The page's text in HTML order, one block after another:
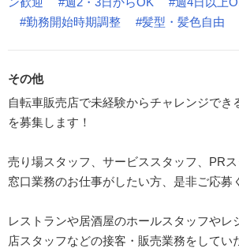
#勤務開始時期調整
#髪型・髪色自由
その他
自転車販売店で未経験からチャレンジでき
を募集します！
売り場スタッフ、サービススタッフ、PRス
窓口業務のお仕事がしたい方、是非ご応募
レストランや居酒屋のホールスタッフやレ
店スタッフなどの接客・販売業務をしてい